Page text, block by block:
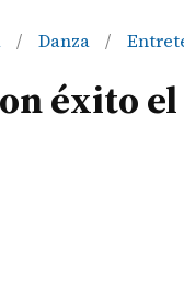
/ Danza /
éxito